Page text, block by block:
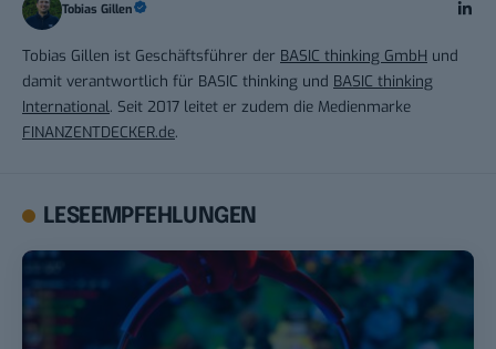
Tobias Gillen
Tobias Gillen ist Geschäftsführer der BASIC thinking GmbH und
damit verantwortlich für BASIC thinking und BASIC thinking
International. Seit 2017 leitet er zudem die Medienmarke
FINANZENTDECKER.de.
LESEEMPFEHLUNGEN